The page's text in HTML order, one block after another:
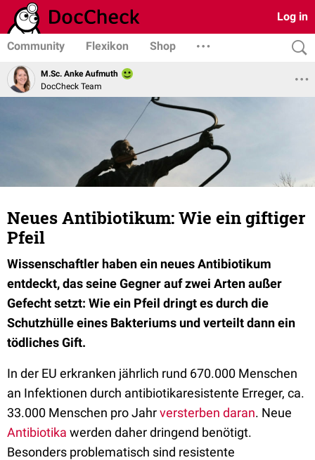
Log in
Community Flexikon Shop
M.Sc. Anke Aufmuth
DocCheck Team
Neues Antibiotikum: Wie ein giftiger
Pfeil
Wissenschaftler haben ein neues Antibiotikum
entdeckt, das seine Gegner auf zwei Arten außer
Gefecht setzt: Wie ein Pfeil dringt es durch die
Schutzhülle eines Bakteriums und verteilt dann ein
tödliches Gift.
In der EU erkranken jährlich rund 670.000 Menschen
an Infektionen durch antibiotika­resistente Erreger, ca.
33.000 Menschen pro Jahrversterben daran. Neue
Antibiotika werden daher dringend benötigt.
Besonders problematisch sind resistente